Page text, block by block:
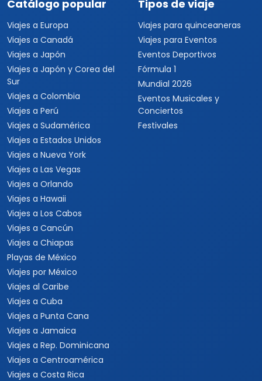
Catálogo popular
Viajes a Europa
Viajes a Canadá
Viajes a Japón
Viajes a Japón y Corea del
Sur
Viajes a Colombia
Viajes a Perú
Viajes a Sudamérica
Viajes a Estados Unidos
Viajes a Nueva York
Viajes a Las Vegas
Viajes a Orlando
Viajes a Hawaii
Viajes a Los Cabos
Viajes a Cancún
Viajes a Chiapas
Playas de México
Viajes por México
Viajes al Caribe
Viajes a Cuba
Viajes a Punta Cana
Viajes a Jamaica
Viajes a Rep. Dominicana
Viajes a Centroamérica
Viajes a Costa Rica
Tipos de viaje
Viajes para quinceaneras
Viajes para Eventos
Eventos Deportivos
Fórmula 1
Mundial 2026
Eventos Musicales y
Conciertos
Festivales